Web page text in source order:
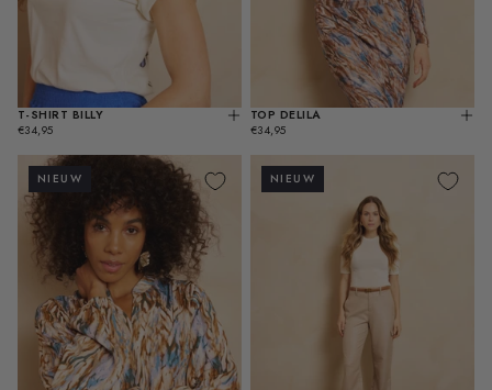
T-SHIRT BILLY KIES
OPTIES
REGULIERE
€34,95
TOP DELILA KIES
REGULIERE
€34,95
NIEUW NIEUW